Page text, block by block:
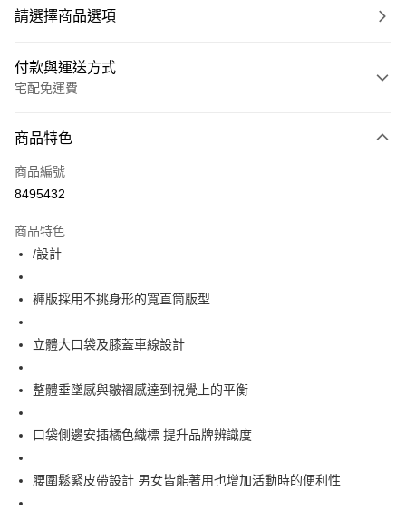
請選擇商品選項
付款與運送方式
宅配免運費
信用卡一次付款
超商取貨付款
ATM付款
運送方式
全家取貨付款
每筆NT$60，滿NT$1,500(含以上)免運費
7-11取貨付款
新竹物流宅配
每筆NT$80，滿NT$1,000(含以上)免運費
商品特色
商品編號
8495432
商品特色
/設計
褲版採用不挑身形的寬直筒版型
立體大口袋及膝蓋車線設計
整體垂墜感與皺褶感達到視覺上的平衡
口袋側邊安插橘色織標 提升品牌辨識度
腰圍鬆緊皮帶設計 男女皆能著用也增加活動時的便利性